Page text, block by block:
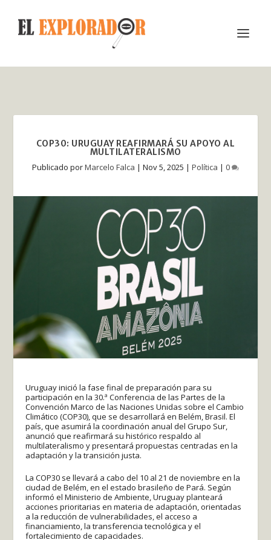
COP30: URUGUAY REAFIRMARÁ SU APOYO AL
MULTILATERALISMO
Publicado porMarcelo Falca | Nov 5, 2025 | Política | 0
Uruguay inició la fase final de preparación para su
participación en la 30.ª Conferencia de las Partes de la
Convención Marco de las Naciones Unidas sobre el Cambio
Climático (COP30), que se desarrollará en Belém, Brasil. El
país, que asumirá la coordinación anual del Grupo Sur,
anunció que reafirmará su histórico respaldo al
multilateralismo y presentará propuestas centradas en la
adaptación y la transición justa.
La COP30 se llevará a cabo del 10 al 21 de noviembre en la
ciudad de Belém, en el estado brasileño de Pará. Según
informó el Ministerio de Ambiente, Uruguay planteará
acciones prioritarias en materia de adaptación, orientadas
a la reducción de vulnerabilidades, el acceso a
financiamiento, la transferencia tecnológica y el
fortalecimiento de capacidades.